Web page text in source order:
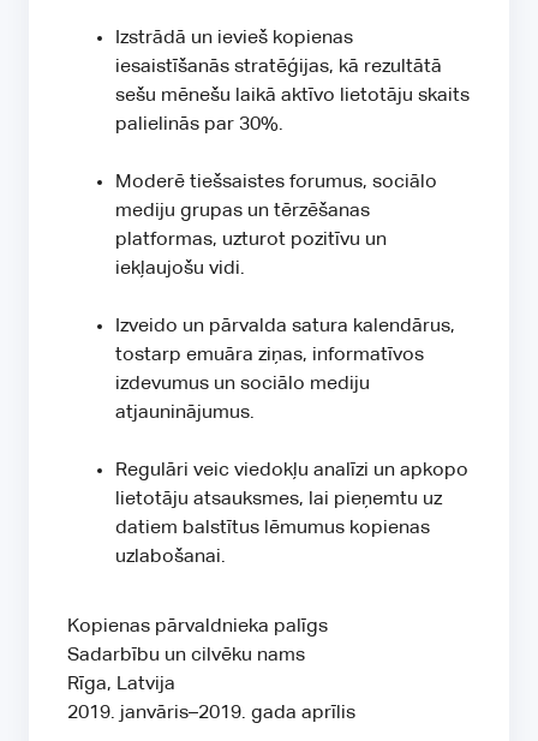
Izstrādā un ievieš kopienas
iesaistīšanās stratēģijas, kā rezultātā
sešu mēnešu laikā aktīvo lietotāju skaits
palielinās par 30%.
Moderē tiešsaistes forumus, sociālo
mediju grupas un tērzēšanas
platformas, uzturot pozitīvu un
iekļaujošu vidi.
Izveido un pārvalda satura kalendārus,
tostarp emuāra ziņas, informatīvos
izdevumus un sociālo mediju
atjauninājumus.
Regulāri veic viedokļu analīzi un apkopo
lietotāju atsauksmes, lai pieņemtu uz
datiem balstītus lēmumus kopienas
uzlabošanai.
Kopienas pārvaldnieka palīgs
Sadarbību un cilvēku nams
Rīga, Latvija
2019. janvāris–2019. gada aprīlis